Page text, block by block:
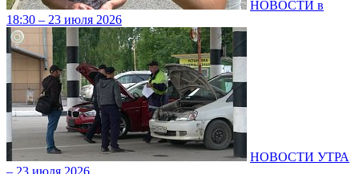
НОВОСТИ в
18:30 – 23 июля 2026
НОВОСТИ УТРА
– 23 июля 2026